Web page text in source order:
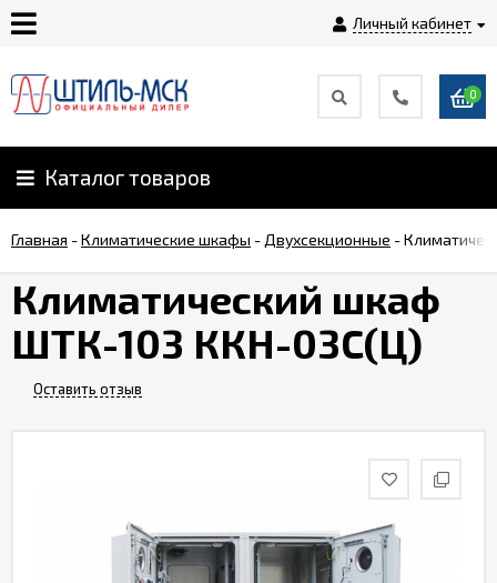
Личный кабинет
Главная
О
Оплата
Монтаж
0
Каталог товаров
Главная -Климатические шкафы - Двухсекционные -
Климатический шкаф
ШТК-103 ККН-03С(Ц)
Оставить отзыв